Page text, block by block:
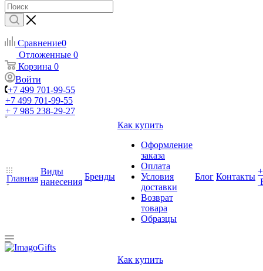
Сравнение0
Отложенные 0
Корзина 0
Войти
+7 499 701-99-55
+7 499 701-99-55
+ 7 985 238-29-27
Главная
Виды
нанесения
Бренды
Как купить
Оформление
заказа
Оплата
Условия
доставки
Возврат
товара
Образцы
Блог Контакты
+
Как купить